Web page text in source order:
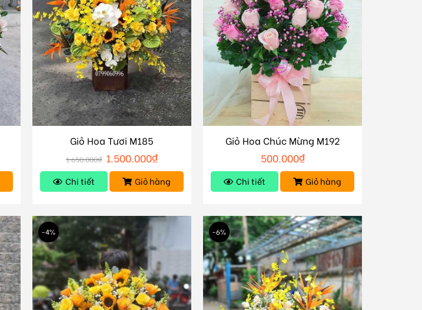
Giỏ Hoa Tươi M185
1.650.000₫ 1.500.000₫
Chi tiết Giỏ hàng
Giỏ Hoa Chúc Mừng M192
500.000₫
Chi tiết Giỏ hàng
-4% -6%